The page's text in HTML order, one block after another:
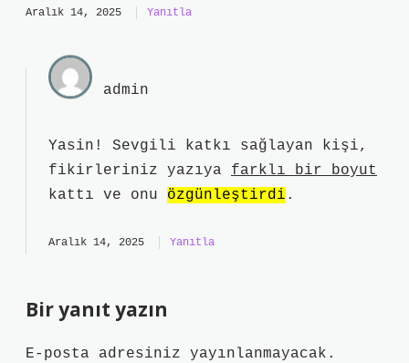
Aralık 14, 2025 Yanıtla
admin
Yasin! Sevgili katkı sağlayan kişi,
fikirleriniz yazıya farklı bir boyut
kattı ve onu özgünleştirdi .
Aralık 14, 2025 Yanıtla
Bir yanıt yazın
E-posta adresiniz yayınlanmayacak.